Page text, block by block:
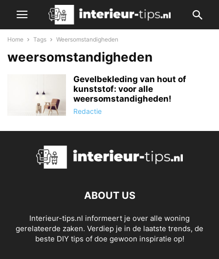
Home Tags Weersomstandigheden
weersomstandigheden
Gevelbekleding van hout of
kunststof: voor alle
weersomstandigheden!
Redactie
ABOUT US
Interieur-tips.nl informeert je over alle woning
gerelateerde zaken. Verdiep je in de laatste trends, de
beste DIY tips of doe gewoon inspiratie op!